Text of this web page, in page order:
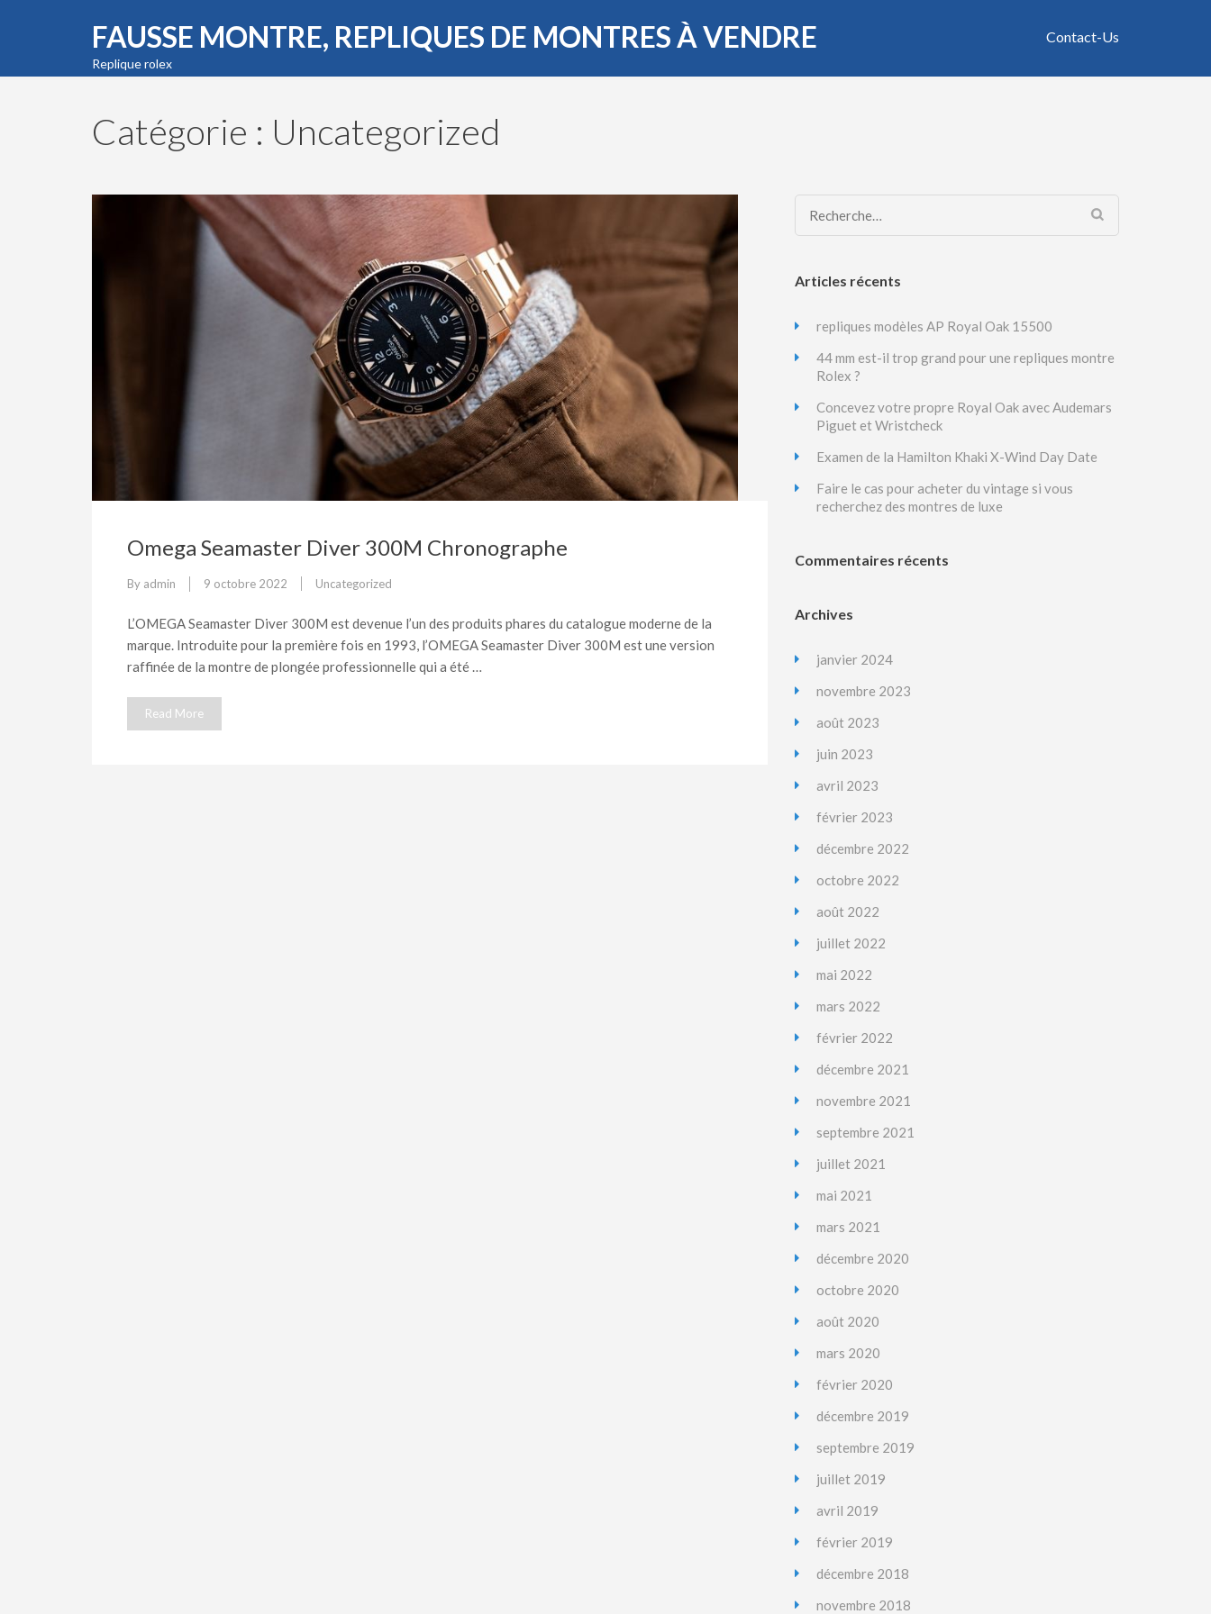
FAUSSE MONTRE, REPLIQUES DE MONTRES À VENDRE
Replique rolex
Contact-Us
Catégorie : Uncategorized
Omega Seamaster Diver 300M Chronographe
By admin 9 octobre 2022 Uncategorized
L’OMEGA Seamaster Diver 300M est devenue l’un des produits phares du catalogue moderne de la
marque. Introduite pour la première fois en 1993, l’OMEGA Seamaster Diver 300M est une version
raffinée de la montre de plongée professionnelle qui a été …
Read More
Rechercher :
Articles récents
repliques modèles AP Royal Oak 15500
44 mm est-il trop grand pour une repliques montre
Rolex ?
Concevez votre propre Royal Oak avec Audemars
Piguet et Wristcheck
Examen de la Hamilton Khaki X-Wind Day Date
Faire le cas pour acheter du vintage si vous
recherchez des montres de luxe
Commentaires récents
Archives
janvier 2024
novembre 2023
août 2023
juin 2023
avril 2023
février 2023
décembre 2022
octobre 2022
août 2022
juillet 2022
mai 2022
mars 2022
février 2022
décembre 2021
novembre 2021
septembre 2021
juillet 2021
mai 2021
mars 2021
décembre 2020
octobre 2020
août 2020
mars 2020
février 2020
décembre 2019
septembre 2019
juillet 2019
avril 2019
février 2019
décembre 2018
novembre 2018